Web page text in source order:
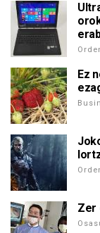
Ez
Zer